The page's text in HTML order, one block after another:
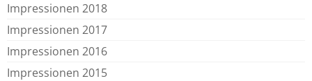
Impressionen 2018
Impressionen 2017
Impressionen 2016
Impressionen 2015